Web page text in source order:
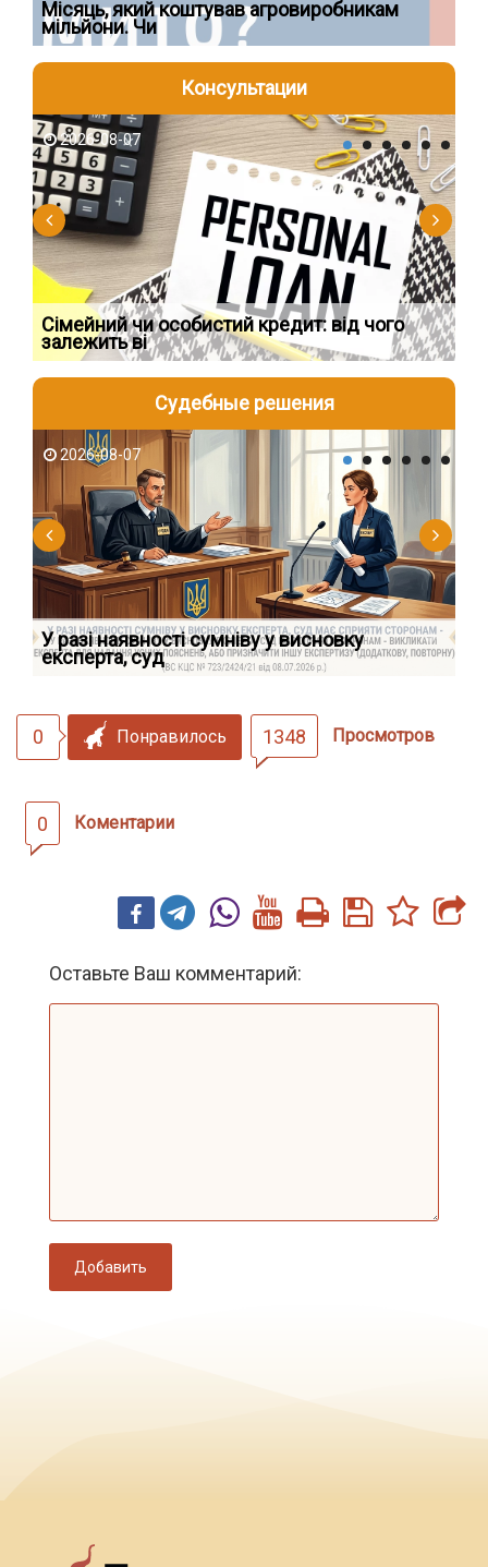
Місяць, який коштував агровиробникам
мільйони. Чи
Консультации
2026-08-07
Сімейний чи особистий кредит: від чого
залежить ві
Судебные решения
2026-08-07
У разі наявності сумніву у висновку
експерта, суд
0 Понравилось 1348 Просмотров
0 Коментарии
Оставьте Ваш комментарий:
Добавить